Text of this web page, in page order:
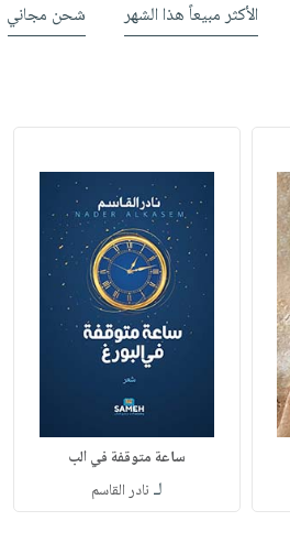
الأكثر مبيعاً هذا الشهر شحن مجاني
ساعة متوقفة في الب
لـ نادر القاسم